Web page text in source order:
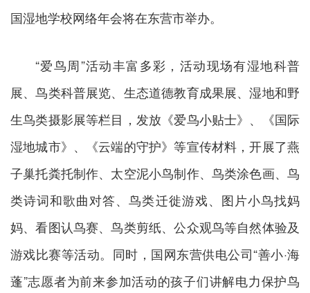
国湿地学校网络年会将在东营市举办。
“爱鸟周”活动丰富多彩，活动现场有湿地科普
展、鸟类科普展览、生态道德教育成果展、湿地和野
生鸟类摄影展等栏目，发放《爱鸟小贴士》、《国际
湿地城市》、《云端的守护》等宣传材料，开展了燕
子巢托粪托制作、太空泥小鸟制作、鸟类涂色画、鸟
类诗词和歌曲对答、鸟类迁徙游戏、图片小鸟找妈
妈、看图认鸟赛、鸟类剪纸、公众观鸟等自然体验及
游戏比赛等活动。同时，国网东营供电公司“善小·海
蓬”志愿者为前来参加活动的孩子们讲解电力保护鸟